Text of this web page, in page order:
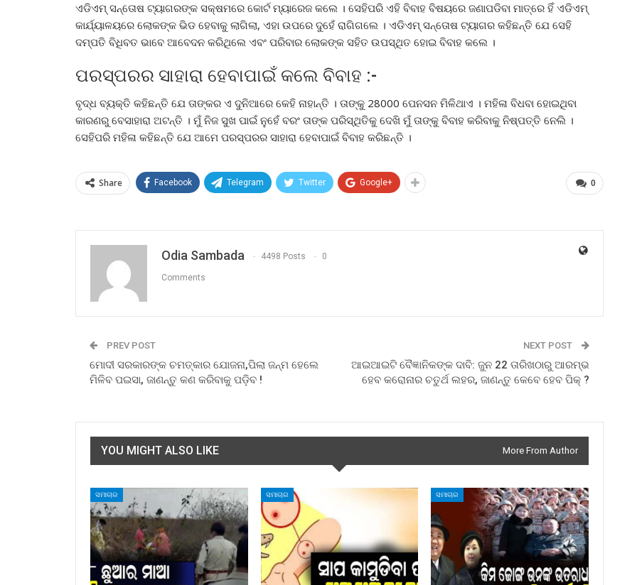
ଏଡିଏମ୍ ସନ୍ତୋଷ ଟ୍ୟାଗରଙ୍କ ସକ୍ଷମରେ କୋର୍ଟ ମ୍ୟାରେଜ କଲେ । ସେହିପରି ଏହି ବିବାହ ବିଷୟରେ ଜଣାପଡିବା ମାତ୍ରେ ହିଁ ଏଡିଏମ୍
କାର୍ଯ୍ୟାଳୟରେ ଲୋକଙ୍କ ଭିଡ ହେବାକୁ ଲାଗିଲା, ଏହା ଉପରେ ଦୁହେଁ ରାଗିଗଲେ । ଏଡିଏମ୍ ସନ୍ତୋଷ ଟ୍ୟାଗର କହିଛନ୍ତି ଯେ ସେହି
ଦମ୍ପତି ବିଧିବତ ଭାବେ ଆବେଦନ କରିଥିଲେ ଏବଂ ପରିବାର ଲୋକଙ୍କ ସହିତ ଉପସ୍ଥିତ ହୋଇ ବିବାହ କଲେ ।
ପରସ୍ପରର ସାହାରା ହେବାପାଇଁ କଲେ ବିବାହ :-
ବୃଦ୍ଧ ବ୍ୟକ୍ତି କହିଛନ୍ତି ଯେ ତାଙ୍କର ଏ ଦୁନିଆରେ କେହି ନାହାନ୍ତି । ତାଙ୍କୁ 28000 ପେନସନ ମିଳିଥାଏ । ମହିଳା ବିଧବା ହୋଇଥିବା
କାରଣରୁ ବେସାହାରା ଅଟନ୍ତି । ମୁଁ ନିଜ ସୁଖ ପାଇଁ ନୁହେଁ ବରଂ ତାଙ୍କ ପରିସ୍ଥିତିକୁ ଦେଖି ମୁଁ ତାଙ୍କୁ ବିବାହ କରିବାକୁ ନିଷ୍ପତ୍ତି ନେଲି ।
ସେହିପରି ମହିଳା କହିଛନ୍ତି ଯେ ଆମେ ପରସ୍ପରର ସାହାରା ହେବାପାଇଁ ବିବାହ କରିଛନ୍ତି ।
0
Share Facebook Telegram Twitter Google+
Odia Sambada 4498 Posts 0
Comments
PREV POST
ମୋଦୀ ସରକାରଙ୍କ ଚମତ୍କାର ଯୋଜନା,ପିଲା ଜନ୍ମ ହେଲେ
ମିଳିବ ପଇସା, ଜାଣନ୍ତୁ କଣ କରିବାକୁ ପଡ଼ିବ !
NEXT POST
ଆଇଆଇଟି ବୈଜ୍ଞାନିକଙ୍କ ଦାବି: ଜୁନ 22 ତାରିଖଠାରୁ ଆରମ୍ଭ
ହେବ କରୋନାର ଚତୁର୍ଥ ଲହର, ଜାଣନ୍ତୁ କେବେ ହେବ ପିକ୍ ?
YOU MIGHT ALSO LIKE More From Author
ସମାଚାର ସମାଚାର ସମାଚାର